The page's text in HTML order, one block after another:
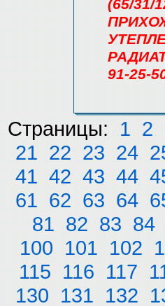
(65/31/
91-25-
Страницы: 1 2
21 22 23 24
41 42 43 44
61 62 63 64
81 82 83 84
100 101 102
115 116 117
130 131 132